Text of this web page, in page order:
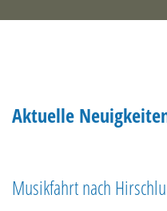
Aktuelle
Musikfahrt nach